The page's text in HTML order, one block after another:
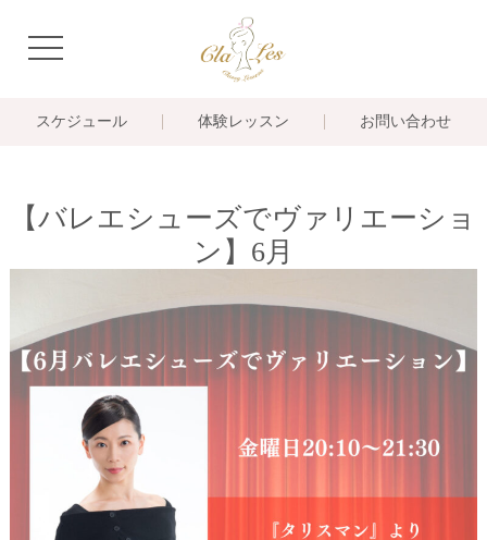
navigation
スケジュール 体験レッスン お問い合わせ
【バレエシューズでヴァリエーショ
ン】6月